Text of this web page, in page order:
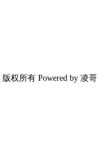
版权所有 Powered by 凌哥